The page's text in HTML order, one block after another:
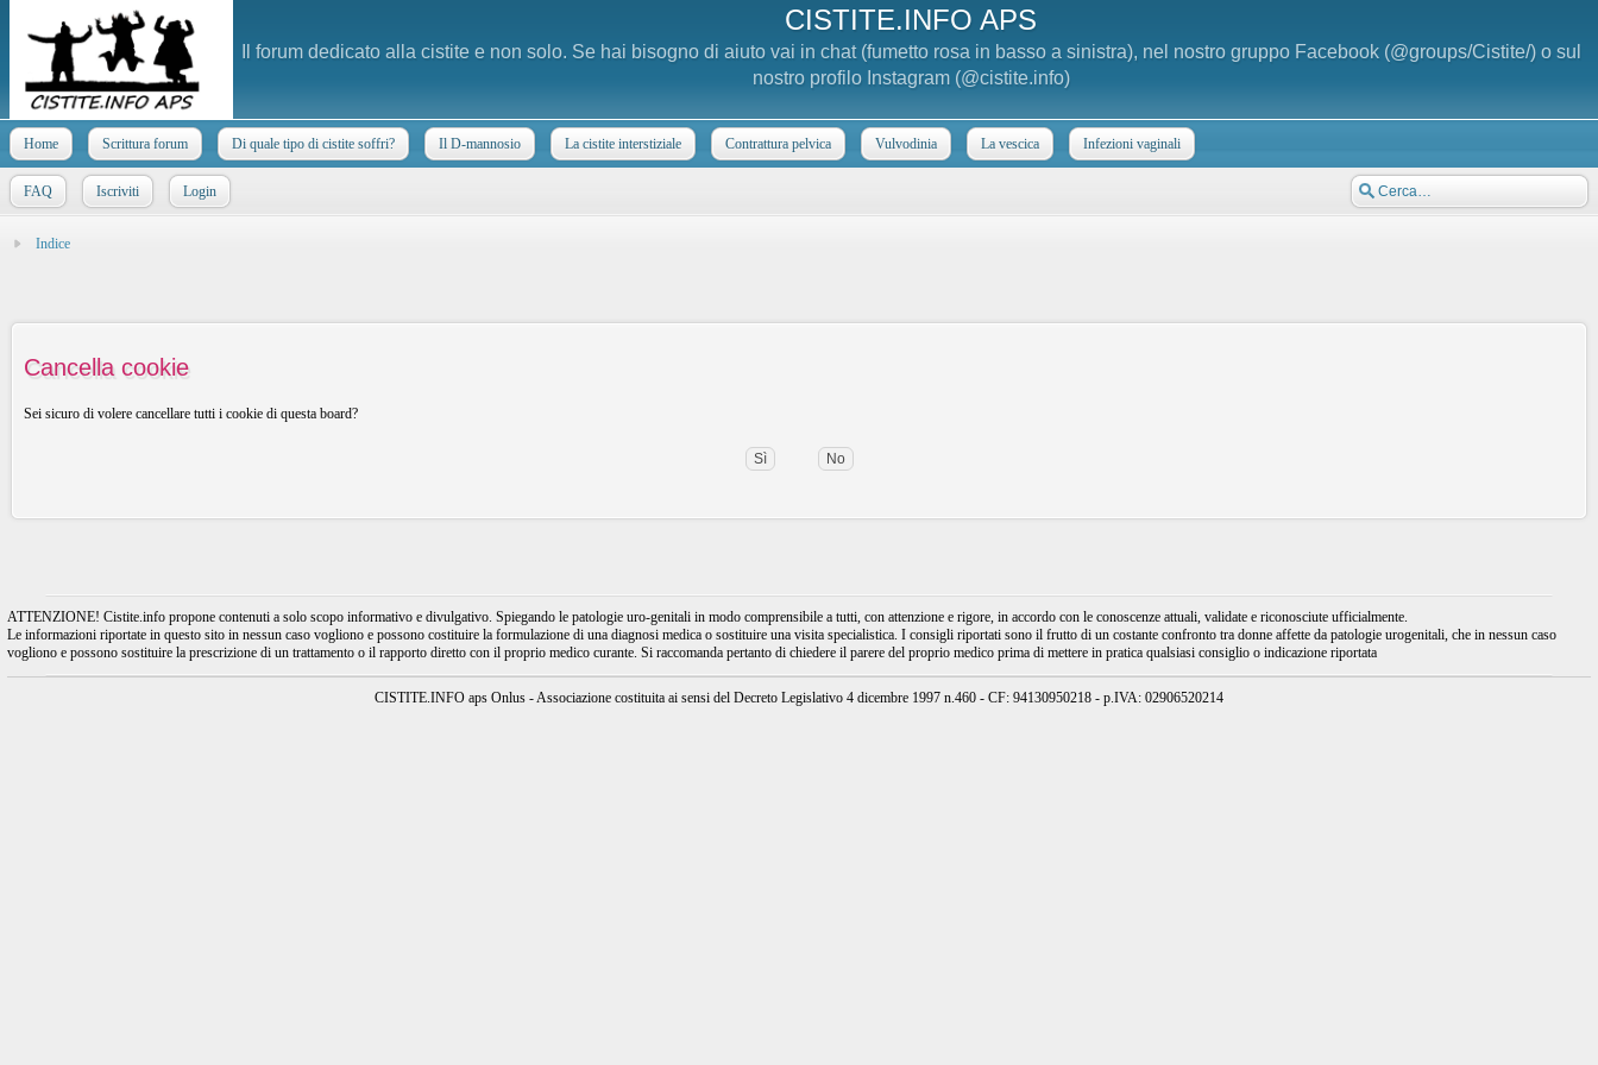
CISTITE.INFO APS
Il forum dedicato alla cistite e non solo. Se hai bisogno di aiuto vai in chat (fumetto rosa in basso a sinistra), nel nostro gruppo Facebook (@groups/Cistite/) o sul
nostro profilo Instagram (@cistite.info)
Home Scrittura forum Di quale tipo di cistite soffri? Il D-mannosio La cistite interstiziale Contrattura pelvica Vulvodinia La vescica Infezioni vaginali
FAQ Iscriviti Login
Indice
Cancella cookie
Sei sicuro di volere cancellare tutti i cookie di questa board?
ATTENZIONE! Cistite.info propone contenuti a solo scopo informativo e divulgativo. Spiegando le patologie uro-genitali in modo comprensibile a tutti, con attenzione e rigore, in accordo con le conoscenze attuali, validate e riconosciute ufficialmente.
Le informazioni riportate in questo sito in nessun caso vogliono e possono costituire la formulazione di una diagnosi medica o sostituire una visita specialistica. I consigli riportati sono il frutto di un costante confronto tra donne affette da patologie urogenitali, che in nessun caso
vogliono e possono sostituire la prescrizione di un trattamento o il rapporto diretto con il proprio medico curante. Si raccomanda pertanto di chiedere il parere del proprio medico prima di mettere in pratica qualsiasi consiglio o indicazione riportata
CISTITE.INFO aps Onlus - Associazione costituita ai sensi del Decreto Legislativo 4 dicembre 1997 n.460 - CF: 94130950218 - p.IVA: 02906520214